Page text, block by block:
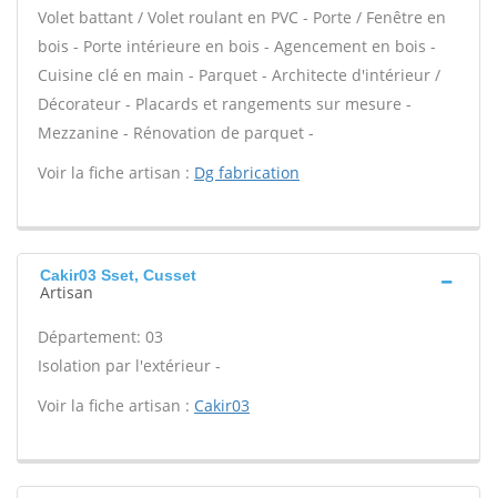
Volet battant / Volet roulant en PVC - Porte / Fenêtre en
bois - Porte intérieure en bois - Agencement en bois -
Cuisine clé en main - Parquet - Architecte d'intérieur /
Décorateur - Placards et rangements sur mesure -
Mezzanine - Rénovation de parquet -
Voir la fiche artisan : Dg fabrication
Cakir03 Sset, Cusset
Artisan
Département: 03
Isolation par l'extérieur -
Voir la fiche artisan : Cakir03